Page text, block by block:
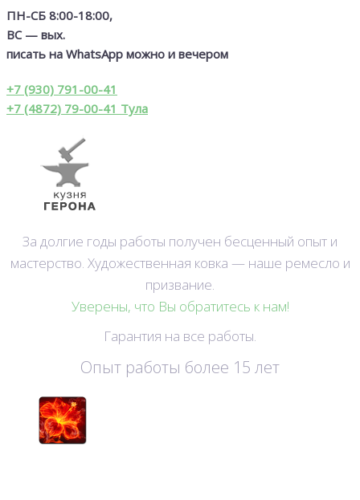
ПН-СБ 8:00-18:00,
ВС — вых.
писать на WhatsApp можно и вечером
+7 (930) 791-00-41
+7 (4872) 79-00-41 Тула
За долгие годы работы получен бесценный опыт и
мастерство. Художественная ковка — наше ремесло и
призвание.
Уверены, что Вы обратитесь к нам!
Гарантия на все работы.
Опыт работы более 15 лет